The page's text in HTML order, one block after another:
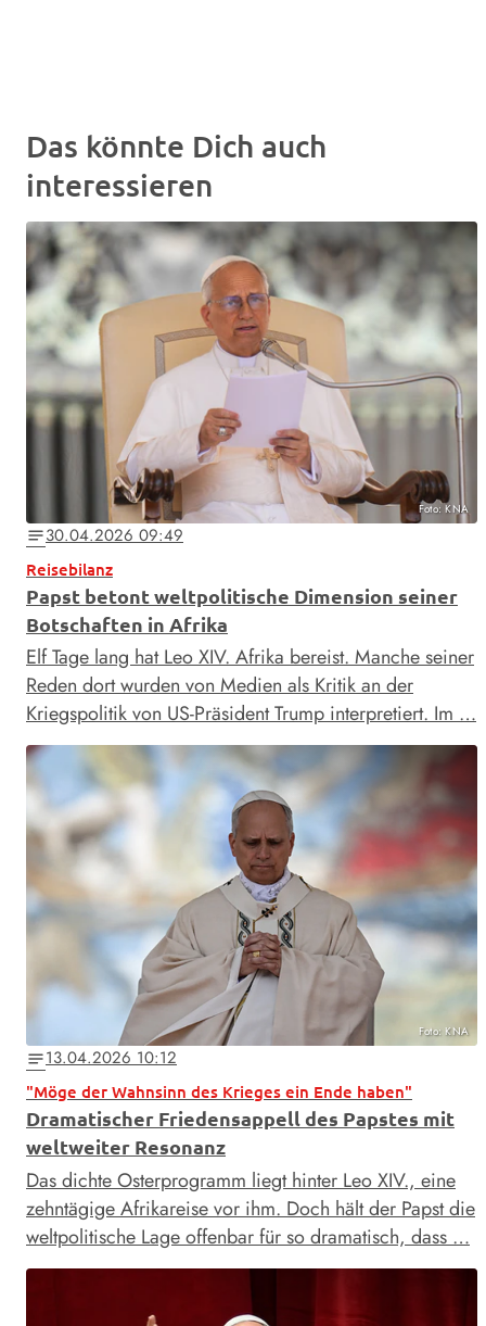
Das könnte Dich auch
interessieren
Foto: KNA
notes30.04.2026 09:49
Reisebilanz
Papst betont weltpolitische Dimension seiner
Botschaften in Afrika
Elf Tage lang hat Leo XIV. Afrika bereist. Manche seiner
Reden dort wurden von Medien als Kritik an der
Kriegspolitik von US-Präsident Trump interpretiert. Im …
Foto: KNA
notes13.04.2026 10:12
"Möge der Wahnsinn des Krieges ein Ende haben"
Dramatischer Friedensappell des Papstes mit
weltweiter Resonanz
Das dichte Osterprogramm liegt hinter Leo XIV., eine
zehntägige Afrikareise vor ihm. Doch hält der Papst die
weltpolitische Lage offenbar für so dramatisch, dass …